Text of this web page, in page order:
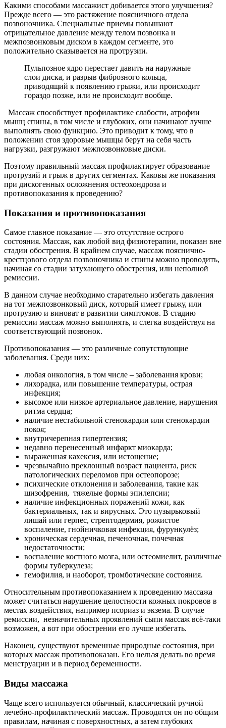
Какими способами массажист добивается этого улучшения?
Прежде всего — это растяжение поясничного отдела
позвоночника. Специальные приемы повышают
отрицательное давление между телом позвонка и
межпозвонковым диском в каждом сегменте, это
положительно сказывается на протрузии.
Пульпозное ядро перестает давить на наружные
слои диска, и разрыв фиброзного кольца,
приводящий к появлению грыжи, или происходит
гораздо позже, или не происходит вообще.
Массаж способствует профилактике слабости, атрофии
мышц спины, в том числе и глубоких, они начинают лучше
выполнять свою функцию. Это приводит к тому, что в
положении стоя здоровые мышцы берут на себя часть
нагрузки, разгружают межпозвонковые диски.
Поэтому правильный массаж профилактирует образование
протрузий и грыж в других сегментах. Каковы же показания
при дискогенных осложнения остеохондроза и
противопоказания к проведению?
Показания и противопоказания
Самое главное показание — это отсутствие острого
состояния. Массаж, как любой вид физиотерапии, показан вне
стадии обострения. В крайнем случае, массаж пояснично-
крестцового отдела позвоночника и спины можно проводить,
начиная со стадии затухающего обострения, или неполной
ремиссии.
В данном случае необходимо старательно избегать давления
на тот межпозвонковый диск, который имеет грыжу, или
протрузию и виноват в развитии симптомов. В стадию
ремиссии массаж можно выполнять, и слегка воздействуя на
соответствующий позвонок.
Противопоказания — это различные сопутствующие
заболевания. Среди них:
любая онкология, в том числе – заболевания крови;
лихорадка, или повышение температуры, острая
инфекция;
высокое или низкое артериальное давление, нарушения
ритма сердца;
наличие нестабильной стенокардии или стенокардии
покоя;
внутричерепная гипертензия;
недавно перенесенный инфаркт миокарда;
выраженная кахексия, или истощение;
чрезвычайно преклонный возраст пациента, риск
патологических переломов при остеопорозе;
психические отклонения и заболевания, такие как
шизофрения, тяжелые формы эпилепсии;
наличие инфекционных поражений кожи, как
бактериальных, так и вирусных. Это пузырьковый
лишай или герпес, стрептодермия, рожистое
воспаление, гнойничковая инфекция, фурункулёз;
хроническая сердечная, печеночная, почечная
недостаточности;
воспаление костного мозга, или остеомиелит, различные
формы туберкулеза;
гемофилия, и наоборот, тромботические состояния.
Относительным противопоказанием к проведению массажа
может считаться нарушение целостности кожных покровов в
местах воздействия, например псориаз и экзема. В случае
ремиссии, незначительных проявлений сыпи массаж всё-таки
возможен, а вот при обострении его лучше избегать.
Наконец, существуют временные природные состояния, при
которых массаж противопоказан. Его нельзя делать во время
менструации и в период беременности.
Виды массажа
Чаще всего используется обычный, классический ручной
лечебно-профилактический массаж. Проводятся он по общим
правилам, начиная с поверхностных, а затем глубоких